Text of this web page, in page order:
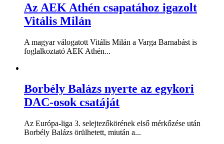
Az AEK Athén csapatához igazolt
Vitális Milán
A magyar válogatott Vitális Milán a Varga Barnabást is
foglalkoztató AEK Athén...
Borbély Balázs nyerte az egykori
DAC-osok csatáját
Az Európa-liga 3. selejtezőkörének első mérkőzése után
Borbély Balázs örülhetett, miután a...